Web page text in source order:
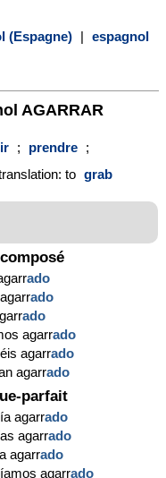
(Espagne) | espagnol
AGARRAR
; prendre ;
to grab
ado
ado
ado
agarrado
agarrado
agarrado
parfait
agarrado
agarrado
agarrado
agarrado